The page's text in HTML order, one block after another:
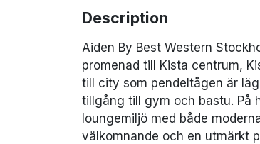
Description
Aiden By Best Western
promenad till Kista centrum,
till city som pendeltågen är
tillgång till gym och bastu. På
loungemiljö med både
välkomnande och en utmärkt